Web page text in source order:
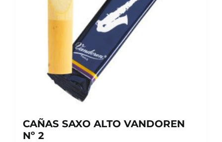
CAÑAS SAXO ALTO VANDOREN
Nº 2